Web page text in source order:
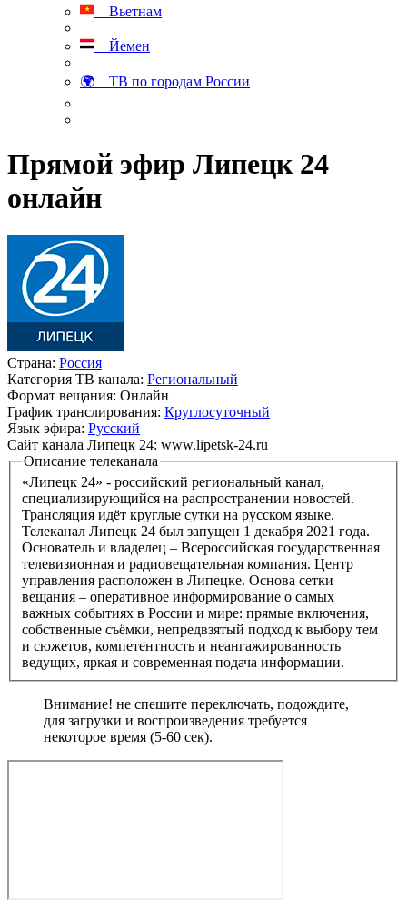
Вьетнам
Йемен
🌍 ТВ по городам России
Прямой эфир Липецк 24
онлайн
Страна: Россия
Категория ТВ канала: Региональный
Формат вещания: Онлайн
График транслирования: Круглосуточный
Язык эфира: Русский
Сайт канала Липецк 24: www.lipetsk-24.ru
Описание телеканала
«Липецк 24» - российский региональный канал,
специализирующийся на распространении новостей.
Трансляция идёт круглые сутки на русском языке.
Телеканал Липецк 24 был запущен 1 декабря 2021 года.
Основатель и владелец – Всероссийская государственная
телевизионная и радиовещательная компания. Центр
управления расположен в Липецке. Основа сетки
вещания – оперативное информирование о самых
важных событиях в России и мире: прямые включения,
собственные съёмки, непредвзятый подход к выбору тем
и сюжетов, компетентность и неангажированность
ведущих, яркая и современная подача информации.
Внимание! не спешите переключать, подождите,
для загрузки и воспроизведения требуется
некоторое время (5-60 сек).